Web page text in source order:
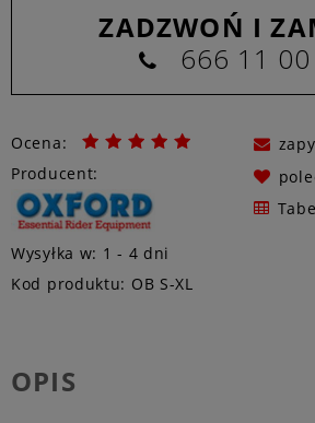
ZADZWOŃ I
666 11
Ocena:
Producent:
Wysyłka w: 1 - 4 dni
Kod produktu: OB S-XL
OPIS